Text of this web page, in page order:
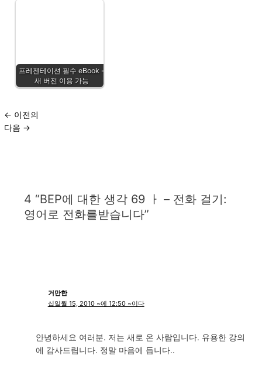
프레젠테이션 필수 eBook -
새 버전 이용 가능
← 이전의
다음 →
4 “BEP에 대한 생각 69 ㅏ – 전화 걸기:
영어로 전화를받습니다”
거만한
십일월 15, 2010 ~에 12:50 ~이다
안녕하세요 여러분. 저는 새로 온 사람입니다. 유용한 강의
에 감사드립니다. 정말 마음에 듭니다..